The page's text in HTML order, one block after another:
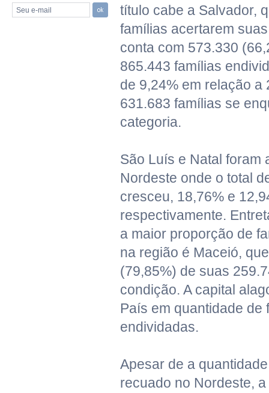
Seu e-mail
título cabe a Salvador,
famílias acertarem
conta com 573.330
865.443 famílias
de 9,24% em relação a
631.683 famílias se
categoria.
São Luís e Natal foram
Nordeste onde o total
cresceu, 18,76% e
respectivamente.
a maior proporção de
na região é Maceió,
(79,85%) de suas
condição. A capital
País em quantidade de
endividadas.
Apesar de a
recuado no Nordeste,